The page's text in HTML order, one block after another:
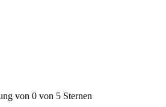
von 0 von 5 Sternen